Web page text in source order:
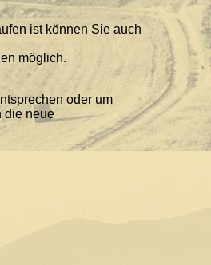
ist können Sie auch
möglich.
oder um
die neue